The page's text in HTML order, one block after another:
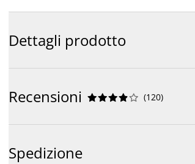
Dettagli prodotto
Recensioni 




 (120)
Spedizione